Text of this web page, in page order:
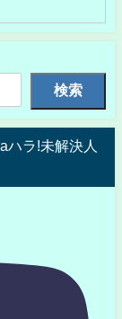
検索
ハラ!未解決人